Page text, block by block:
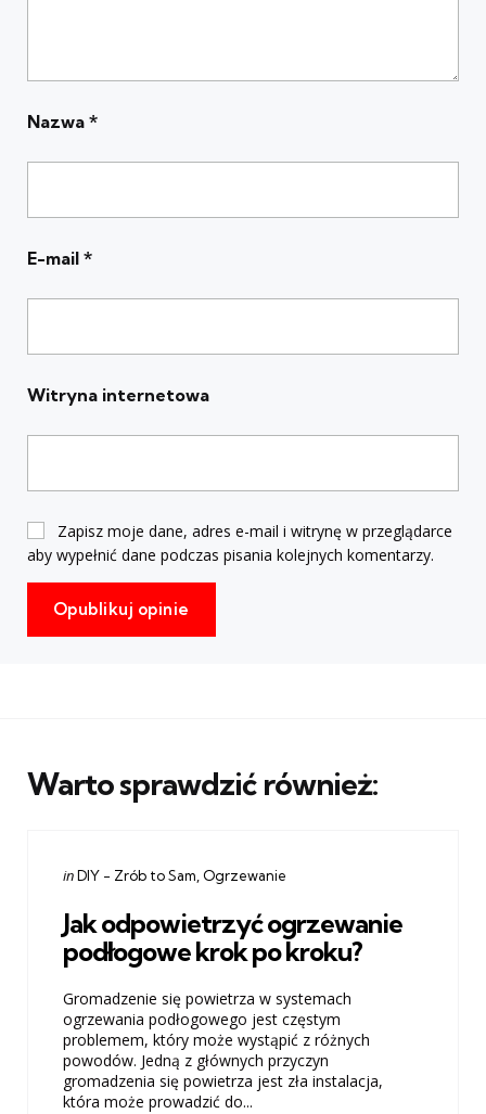
Nazwa *
E-mail *
Witryna internetowa
Zapisz moje dane, adres e-mail i witrynę w przeglądarce
aby wypełnić dane podczas pisania kolejnych komentarzy.
Warto sprawdzić również:
Categories
Posted
inDIY - Zrób to Sam Ogrzewanie
Jak odpowietrzyć ogrzewanie
podłogowe krok po kroku?
Gromadzenie się powietrza w systemach
ogrzewania podłogowego jest częstym
problemem, który może wystąpić z różnych
powodów. Jedną z głównych przyczyn
gromadzenia się powietrza jest zła instalacja,
która może prowadzić do...